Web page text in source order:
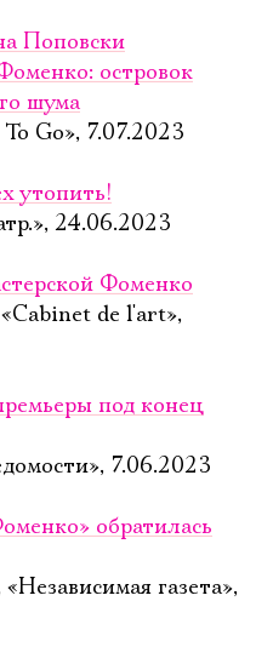
Поповски
островок
шума
Go», 7.07.2023
утопить!
24.06.2023
Фоменко
de l'art»,
под конец
7.06.2023
обратилась
газета»,